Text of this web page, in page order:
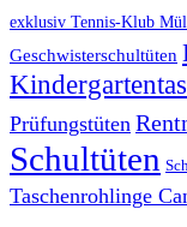
exklusiv Tennis-Klub
Geschwisterschultüten
Prüfungstüten
Schultüten
Taschenrohlinge